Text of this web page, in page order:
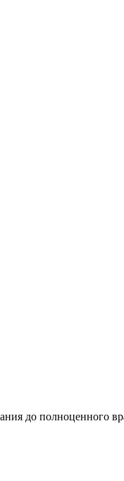
до полноценного